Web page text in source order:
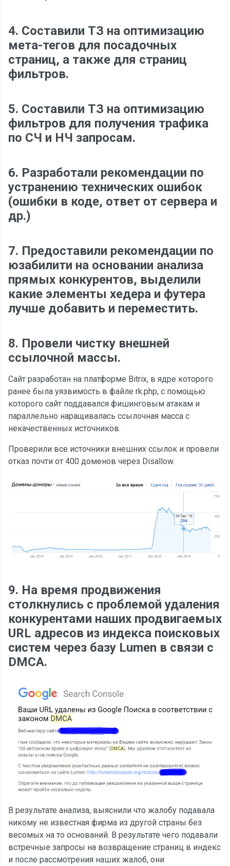
4. Составили ТЗ на оптимизацию
мета-тегов для посадочных
страниц, а также для страниц
фильтров.
5. Составили ТЗ на оптимизацию
фильтров для получения трафика
по СЧ и НЧ запросам.
6. Разработали рекомендации по
устранению технических ошибок
(ошибки в коде, ответ от сервера и
др.)
7. Предоставили рекомендации по
юзабилити на основании анализа
прямых конкурентов, выделили
какие элементы хедера и футера
лучше добавить и переместить.
8. Провели чистку внешней
ссылочной массы.
Сайт разработан на платформе Bitrix, в ядре которого
ранее была уязвимость в файле rk.php, с помощью
которого сайт поддавался фишинговым атакам и
параллельно наращивалась ссылочная масса с
некачественных источников.
Проверили все источники внешних ссылок и провели
отказ почти от 400 доменов через Disallow.
9. На время продвижения
столкнулись с проблемой удаления
конкурентами наших продвигаемых
URL адресов из индекса поисковых
систем через базу Lumen в связи с
DMCA.
В результате анализа, выяснили что жалобу подавала
никому не известная фирма из другой страны без
весомых на то оснований. В результате чего подавали
встречные запросы на возвращение страниц в индекс
и после рассмотрения наших жалоб, они